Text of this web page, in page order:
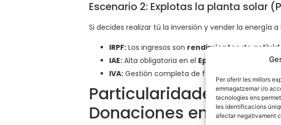
Per oferir les millors
emmagatzemar i/o
tecnologies ens
les identificacions
afectar negativament
Escenario 2: Explotas la planta solar
Si decides realizar tú la inversión y vender la energía a
IRPF:Los ingresos son rendimientos de
IAE:Alta obligatoria en el Epígrafe 151.4
IVA:Gestión completa de facturación y
Particularidades del
Donaciones en Girona